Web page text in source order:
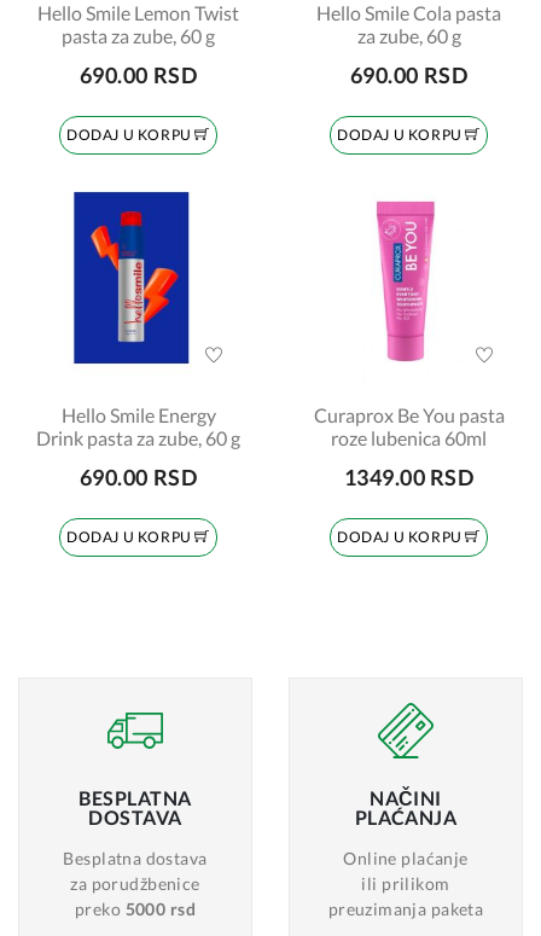
Hello Smile Lemon Twist
pasta za zube, 60 g
690.00 RSD
DODAJ U KORPU
Hello Smile Cola pasta
za zube, 60 g
690.00 RSD
DODAJ U KORPU
Hello Smile Energy
Drink pasta za zube, 60 g
690.00 RSD
DODAJ U KORPU
Curaprox Be You pasta
roze lubenica 60ml
1349.00 RSD
DODAJ U KORPU
BESPLATNA
DOSTAVA
Besplatna dostava
za porudžbenice
preko 5000 rsd
NAČINI
PLAĆANJA
Online plaćanje
ili prilikom
preuzimanja paketa